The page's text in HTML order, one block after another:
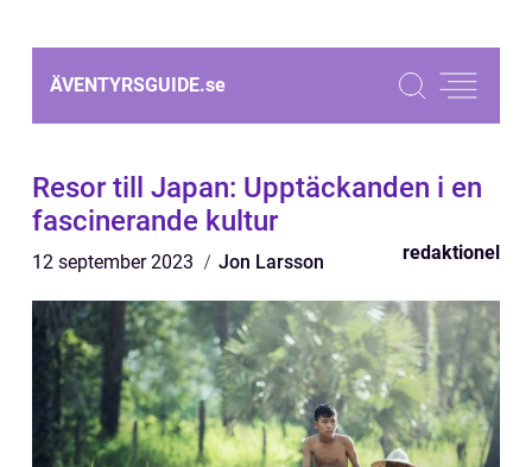
ÄVENTYRSGUIDE.se
Resor till Japan: Upptäckanden i en
fascinerande kultur
12 september 2023 Jon Larsson redaktionel